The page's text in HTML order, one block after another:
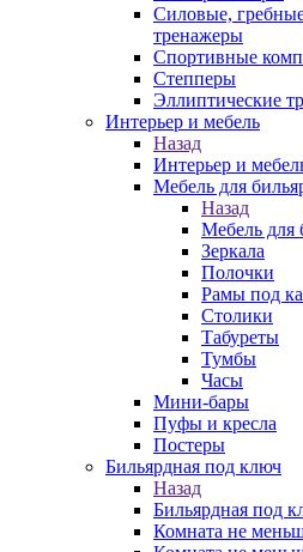
Силовые,
тренажеры
Спортивные
Степперы
Эллиптические
Интерьер и мебель
Назад
Интерьер и
Мебель для
Назад
Мебель для
Зеркала
Полочки
Рамы под
Столики
Табуреты
Тумбы
Часы
Мини-бары
Пуфы и кресла
Постеры
Бильярдная под ключ
Назад
Бильярдная под
Комната не